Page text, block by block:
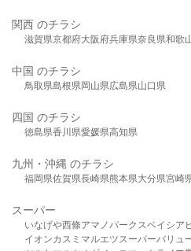
関西 のチラシ
滋賀県京都府大阪府兵庫県奈良県和歌
中国 のチラシ
鳥取県島根県岡山県広島県山口県
四国 のチラシ
徳島県香川県愛媛県高知県
九州・沖縄 のチラシ
福岡県佐賀県長崎県熊本県大分県宮崎
スーパー
いなげや西條アマノパークスベイシア
イオンカスミ マルエツスーパーバリュ